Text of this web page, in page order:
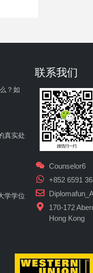
？如
真实处
学学位
联系我们
Counselor6
+852 6591
170-172
Hong Kong